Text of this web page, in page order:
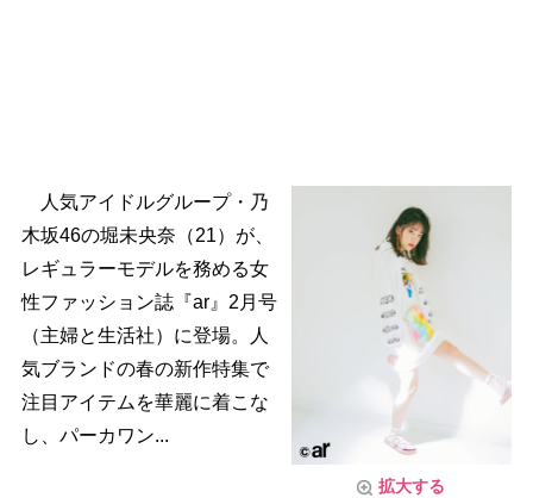
拡大する
人気アイドルグループ・乃
木坂46の堀未央奈（21）が、
レギュラーモデルを務める女
性ファッション誌『ar』2月号
（主婦と生活社）に登場。人
気ブランドの春の新作特集で
注目アイテムを華麗に着こな
し、パーカワン...